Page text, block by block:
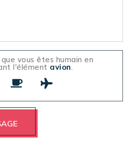
vous êtes humain en
l'élément avion.